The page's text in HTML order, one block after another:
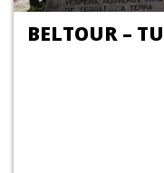
BELTOUR –